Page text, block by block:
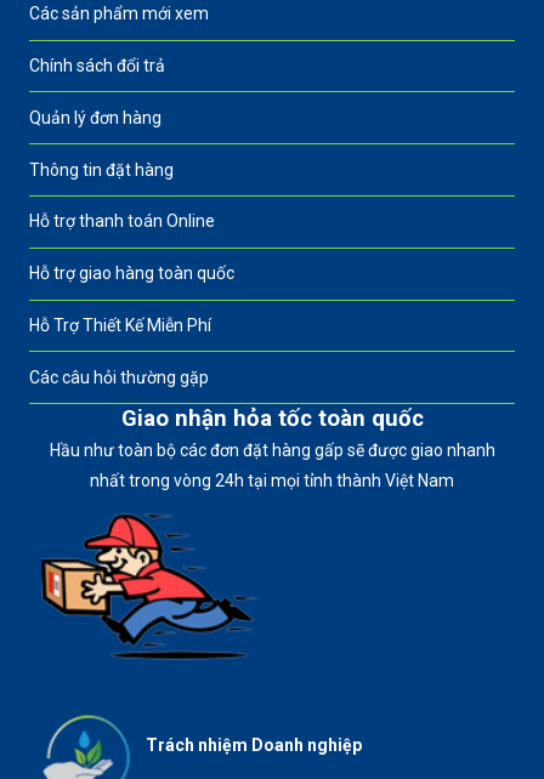
Các sản phẩm mới xem
Chính sách đổi trả
Quản lý đơn hàng
Thông tin đặt hàng
Hỗ trợ thanh toán Online
Hỗ trợ giao hàng toàn quốc
Hỗ Trợ Thiết Kế Miễn Phí
Các câu hỏi thường gặp
Giao nhận hỏa tốc toàn quốc
Hầu như toàn bộ các đơn đặt hàng gấp sẽ được giao nhanh
nhất trong vòng 24h tại mọi tỉnh thành Việt Nam
Trách nhiệm Doanh nghiệp